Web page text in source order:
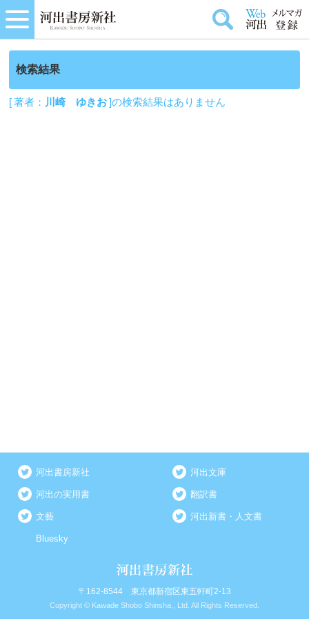
検索結果
[ 著者： 川崎 ゆきお]の検索結果はありません
河出書房新社 河出文庫
河出の実用書 翻訳書
文藝 河出新書・人文書
Bluesky
〒162-8544 東京都新宿区東五軒町2-13
Copyright © Kawade Shobo Shinsha., Ltd. All Rights Reserved.